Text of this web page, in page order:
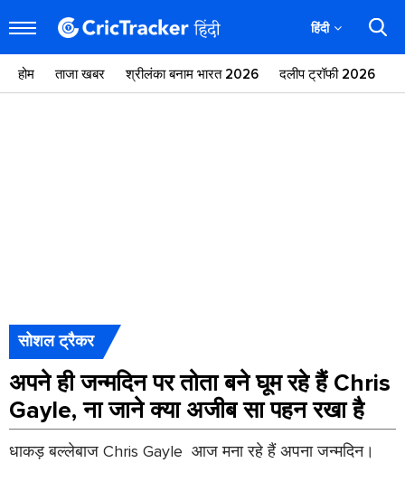
हिंदी
होम ताजा खबर श्रीलंका बनाम भारत 2026 दलीप ट्रॉफी 2026
सोशल ट्रैकर
अपने ही जन्मदिन पर तोता बने घूम रहे हैं Chris
Gayle, ना जाने क्या अजीब सा पहन रखा है
धाकड़ बल्लेबाज Chris Gayle आज मना रहे हैं अपना जन्मदिन।